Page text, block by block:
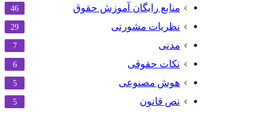
منابع رایگان آموزش حقوق 46
نظریات مشورتی 29
مدنی 7
نکات حقوقی 6
هوش مصنوعی 5
نص قانون 5